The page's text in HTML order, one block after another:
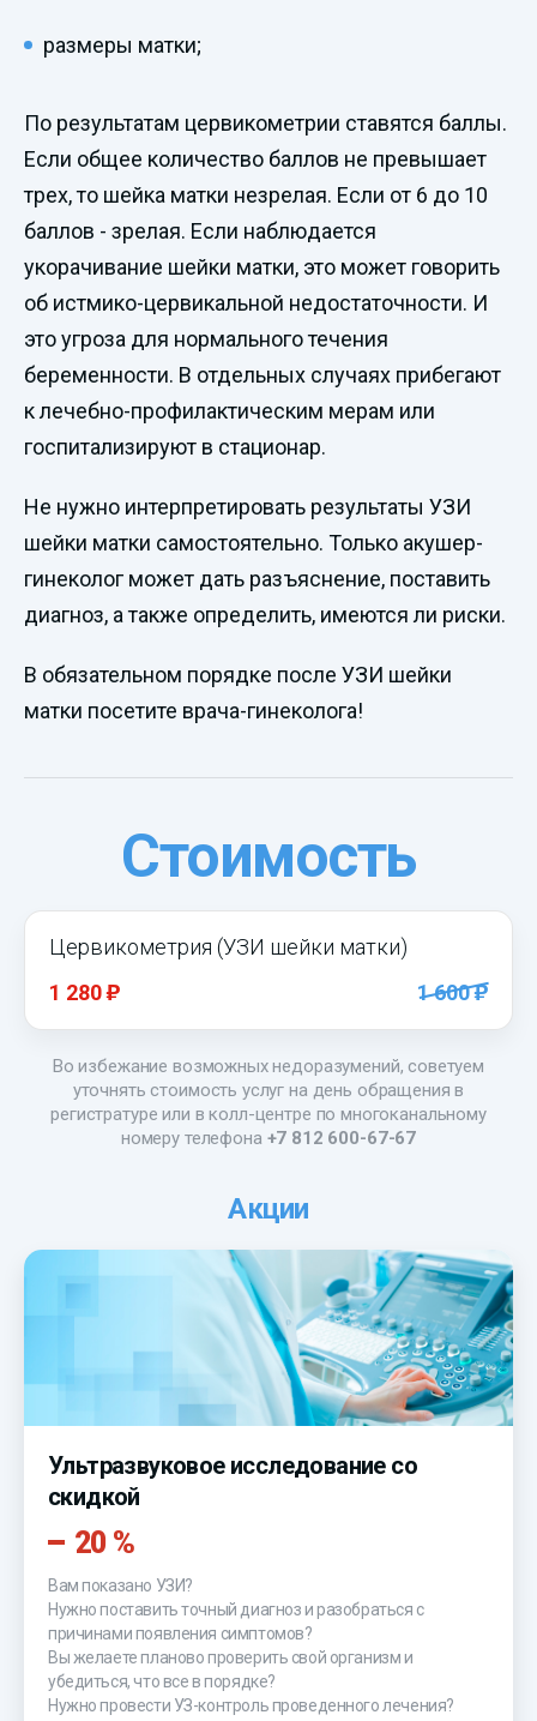
размеры матки;
По результатам цервикометрии ставятся баллы.
Если общее количество баллов не превышает
трех, то шейка матки незрелая. Если от 6 до 10
баллов - зрелая. Если наблюдается
укорачивание шейки матки, это может говорить
об истмико-цервикальной недостаточности. И
это угроза для нормального течения
беременности. В отдельных случаях прибегают
к лечебно-профилактическим мерам или
госпитализируют в стационар.
Не нужно интерпретировать результаты УЗИ
шейки матки самостоятельно. Только акушер-
гинеколог может дать разъяснение, поставить
диагноз, а также определить, имеются ли риски.
В обязательном порядке после УЗИ шейки
матки посетите врача-гинеколога!
Стоимость
Цервикометрия (УЗИ шейки матки)
1 280) 1 600)
Во избежание возможных недоразумений, советуем
уточнять стоимость услуг на день обращения в
регистратуре или в колл-центре по многоканальному
номеру телефона +7 812 600-67-67
Акции
Ультразвуковое исследование со
скидкой
20 %
Вам показано УЗИ?
Нужно поставить точный диагноз и разобраться с
причинами появления симптомов?
Вы желаете планово проверить свой организм и
убедиться, что все в порядке?
Нужно провести УЗ-контроль проведенного лечения?